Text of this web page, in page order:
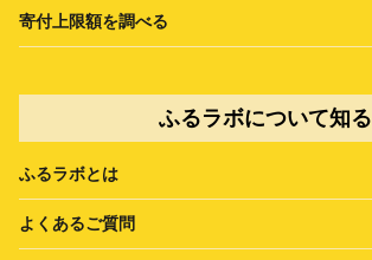
寄付上限額を調べる
ふるラボについて知る
ふるラボとは
よくあるご質問